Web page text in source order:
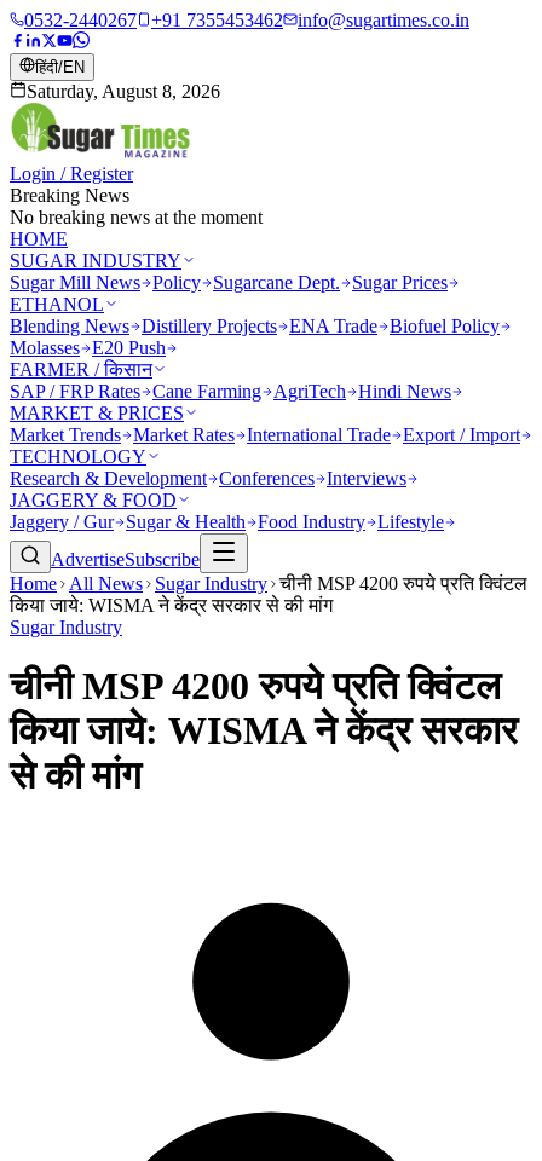
0532-2440267 +91 7355453462 info@sugartimes.co.in
हिंदी/EN
Saturday, August 8, 2026
Login / Register
Breaking News
No breaking news at the moment
HOME
SUGAR INDUSTRY
Sugar Mill News Policy Sugarcane Dept.
Sugar Prices
ETHANOL
Blending News Distillery Projects ENA Trade Biofuel Policy
Molasses E20 Push
FARMER / किसान
SAP / FRP Rates Cane Farming AgriTech
Hindi News
MARKET & PRICES
Market Trends Market Rates International Trade Export / Import
TECHNOLOGY
Research & Development Conferences Interviews
JAGGERY & FOOD
Jaggery / Gur
Sugar & Health Food Industry Lifestyle
AdvertiseSubscribe
Home
All News Sugar Industry चीनी MSP 4200 रुपये प्रति क्विंटल
किया जाये: WISMA ने केंद्र सरकार से की मांग
Sugar Industry
चीनी MSP 4200 रुपये प्रति क्विंटल
किया जाये: WISMA ने केंद्र सरकार
से की मांग